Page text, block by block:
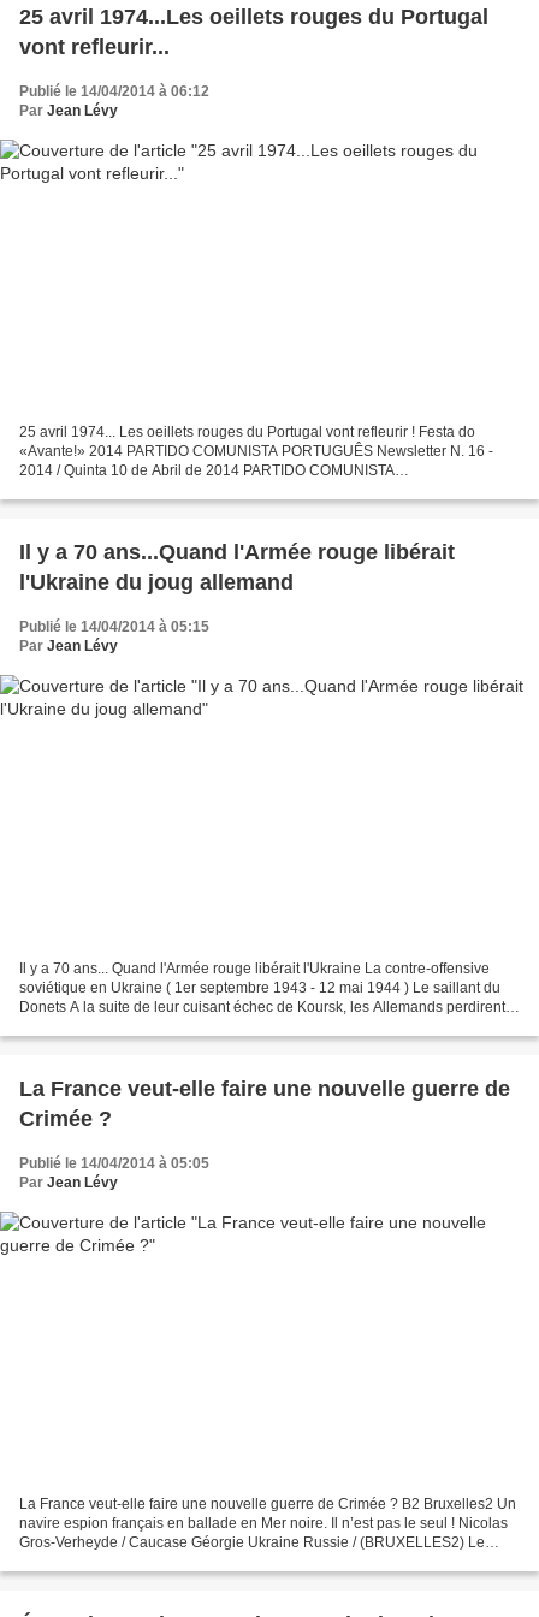
25 avril 1974...Les oeillets rouges du Portugal
vont refleurir...
Publié le 14/04/2014 à 06:12
Par Jean Lévy
25 avril 1974... Les oeillets rouges du Portugal vont refleurir ! Festa do
«Avante!» 2014 PARTIDO COMUNISTA PORTUGUÊS Newsletter N. 16 -
2014 / Quinta 10 de Abril de 2014 PARTIDO COMUNISTA
Pereira...
Il y a 70 ans...Quand l'Armée rouge libérait
l'Ukraine du joug allemand
Publié le 14/04/2014 à 05:15
Par Jean Lévy
Il y a 70 ans... Quand l'Armée rouge libérait l'Ukraine La contre-offensive
soviétique en Ukraine ( 1er septembre 1943 - 12 mai 1944 ) Le saillant du
Donets A la suite de leur cuisant échec de Koursk, les Allemands perdirent
La France veut-elle faire une nouvelle guerre de
Crimée ?
Publié le 14/04/2014 à 05:05
Par Jean Lévy
La France veut-elle faire une nouvelle guerre de Crimée ? B2 Bruxelles2 Un
navire espion français en ballade en Mer noire. Il n’est pas le seul ! Nicolas
Gros-Verheyde / Caucase Géorgie Ukraine Russie / (BRUXELLES2) Le